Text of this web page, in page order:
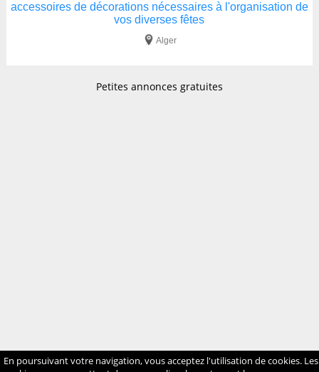
accessoires de décorations nécessaires à l'organisation de
vos diverses fêtes
Alger
Petites annonces gratuites
En poursuivant votre navigation, vous acceptez l'utilisation de cookies. Les